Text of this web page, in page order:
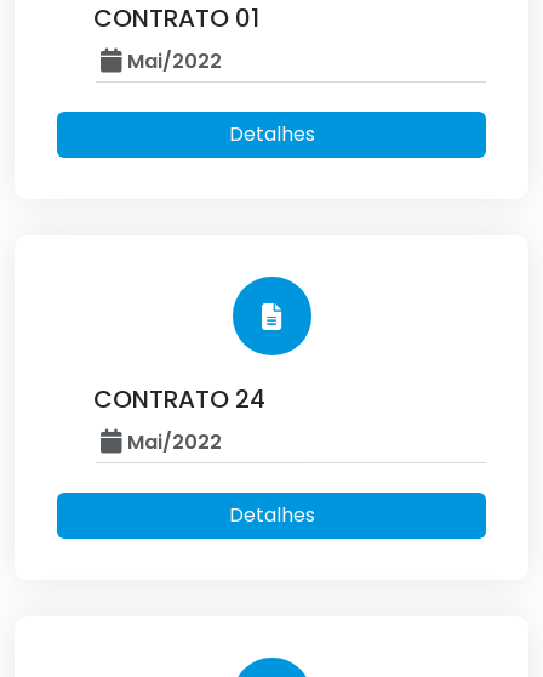
CONTRATO 01
Mai/2022
Detalhes
CONTRATO 24
Mai/2022
Detalhes